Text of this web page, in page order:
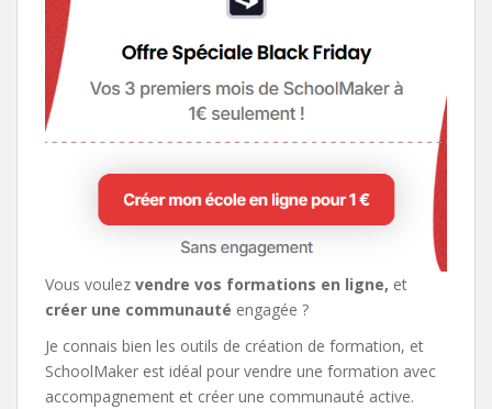
Vous voulez vendre vos formations en ligne, et
créer une communauté engagée ?
Je connais bien les outils de création de formation, et
SchoolMaker est idéal pour vendre une formation avec
accompagnement et créer une communauté active.